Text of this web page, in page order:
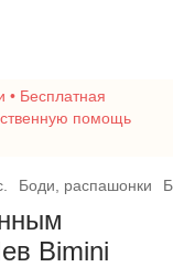
• Бесплатная
помощь
Боди, распашонки
Bimini